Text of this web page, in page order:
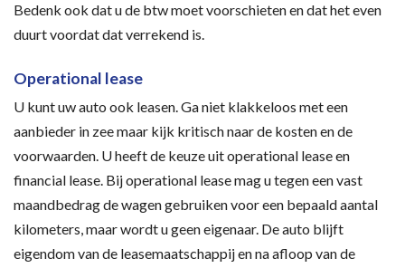
Bedenk ook dat u de btw moet voorschieten en dat het even
duurt voordat dat verrekend is.
Operational lease
U kunt uw auto ook leasen. Ga niet klakkeloos met een
aanbieder in zee maar kijk kritisch naar de kosten en de
voorwaarden. U heeft de keuze uit operational lease en
financial lease. Bij operational lease mag u tegen een vast
maandbedrag de wagen gebruiken voor een bepaald aantal
kilometers, maar wordt u geen eigenaar. De auto blijft
eigendom van de leasemaatschappij en na afloop van de